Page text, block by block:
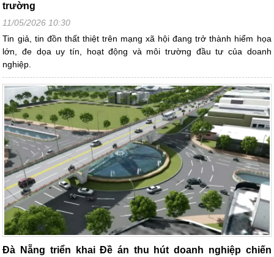
trường
11/05/2026 10:30
Tin giả, tin đồn thất thiệt trên mạng xã hội đang trở thành hiểm họa
lớn, đe dọa uy tín, hoạt động và môi trường đầu tư của doanh
nghiệp.
Đà Nẵng triển khai Đề án thu hút doanh nghiệp chiến